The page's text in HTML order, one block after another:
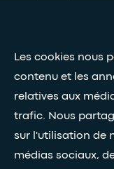
Les cookies nous
contenu et les
relatives aux
trafic. Nous
sur l'utilisation de
médias sociaux,
Nos livres blancs
Restez
Inscription à